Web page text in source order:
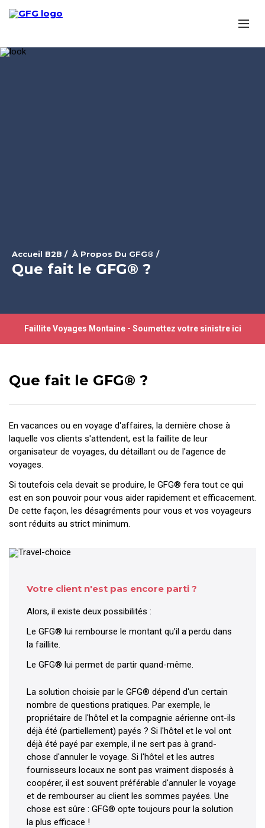
Accueil B2B / À Propos Du GFG® /
Que fait le GFG® ?
Faillite Voyages Montaine - Soumettez votre sinistre ici
Que fait le GFG® ?
En vacances ou en voyage d'affaires, la dernière chose à
laquelle vos clients s'attendent, est la faillite de leur
organisateur de voyages, du détaillant ou de l'agence de
voyages.
Si toutefois cela devait se produire, le GFG® fera tout ce qui
est en son pouvoir pour vous aider rapidement et efficacement.
De cette façon, les désagréments pour vous et vos voyageurs
sont réduits au strict minimum.
Votre client n'est pas encore parti ?
Alors, il existe deux possibilités :
Le GFG® lui rembourse le montant qu'il a perdu dans
la faillite.
Le GFG® lui permet de partir quand-même.
La solution choisie par le GFG® dépend d'un certain
nombre de questions pratiques. Par exemple, le
propriétaire de l'hôtel et la compagnie aérienne ont-ils
déjà été (partiellement) payés ? Si l'hôtel et le vol ont
déjà été payé par exemple, il ne sert pas à grand-
chose d'annuler le voyage. Si l'hôtel et les autres
fournisseurs locaux ne sont pas vraiment disposés à
coopérer, il est souvent préférable d'annuler le voyage
et de rembourser au client les sommes payées. Une
chose est sûre : GFG® opte toujours pour la solution
la plus efficace !